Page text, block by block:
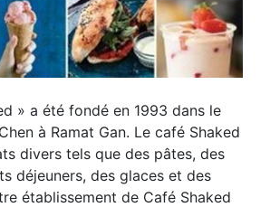
» a été fondé en 1993 dans le
à Ramat Gan. Le café Shaked
divers tels que des pâtes, des
déjeuners, des glaces et des
établissement de Café Shaked